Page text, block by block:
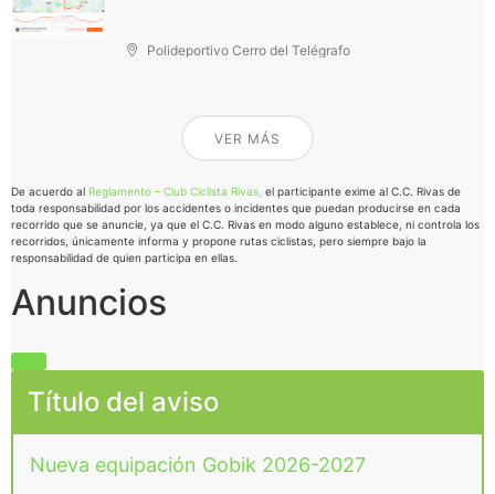
Polideportivo Cerro del Telégrafo
VER MÁS
De acuerdo al Reglamento – Club Ciclista Rivas, el participante exime al C.C. Rivas de
toda responsabilidad por los accidentes o incidentes que puedan producirse en cada
recorrido que se anuncie, ya que el C.C. Rivas en modo alguno establece, ni controla los
recorridos, únicamente informa y propone rutas ciclistas, pero siempre bajo la
responsabilidad de quien participa en ellas.
Anuncios
Título del aviso
Nueva equipación Gobik 2026-2027